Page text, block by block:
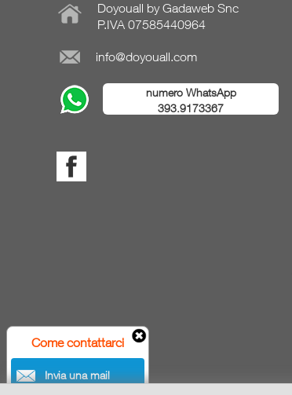
Come contattarci
Invia una mail
Doyouall by Gadaweb Snc
P.IVA 07585440964
info@doyouall.com
numero WhatsApp
393.9173367